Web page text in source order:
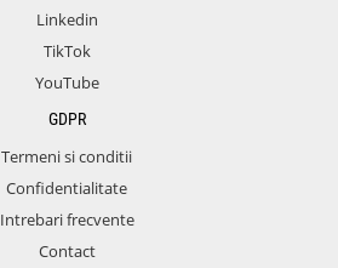
Linkedin
TikTok
YouTube
GDPR
Termeni si conditii
Confidentialitate
Intrebari frecvente
Contact